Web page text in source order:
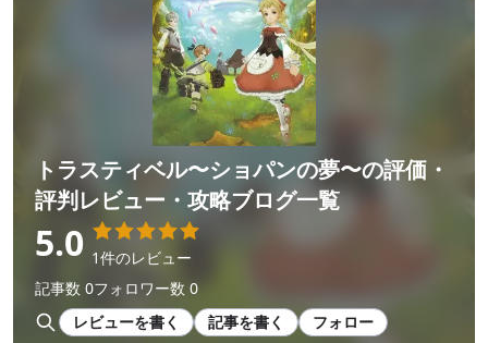
トラスティベル〜ショパンの夢〜の評価・
評判レビュー・攻略ブログ一覧
5.0 1件のレビュー
記事数 0フォロワー数 0
レビューを書く
記事を書く フォロー